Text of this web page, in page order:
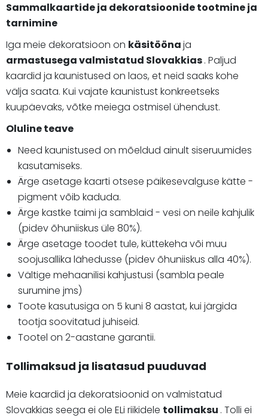
Sammalkaartide ja dekoratsioonide tootmine ja
tarnimine
Iga meie dekoratsioon on käsitöönaja
armastusegavalmistatud Slovakkias. Paljud
kaardid ja kaunistused on laos, et neid saaks kohe
välja saata. Kui vajate kaunistust konkreetseks
kuupäevaks, võtke meiega ostmisel ühendust.
Oluline teave
Need kaunistused on mõeldud ainult siseruumides
kasutamiseks.
Ärge asetage kaarti otsese päikesevalguse kätte -
pigment võib kaduda.
Ärge kastke taimi ja samblaid - vesi on neile kahjulik
(pidev õhuniiskus üle 80%).
Ärge asetage toodet tule, küttekeha või muu
soojusallika lähedusse (pidev õhuniiskus alla 40%).
Vältige mehaanilisi kahjustusi (sambla peale
surumine jms)
Toote kasutusiga on 5 kuni 8 aastat, kui järgida
tootja soovitatud juhiseid.
Tootel on 2-aastane garantii.
Tollimaksud ja lisatasud puuduvad
Meie kaardid ja dekoratsioonid on valmistatud
Slovakkias seega ei ole ELi riikidele tollimaksu . Tolli ei